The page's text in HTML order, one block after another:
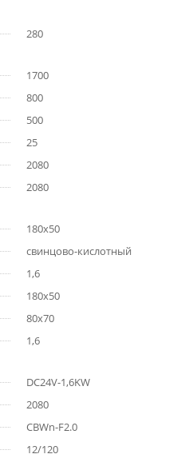
280
1700
800
500
25
2080
2080
180х50
свинцово-кислотный
1,6
180х50
80х70
1,6
DC24V-1,6KW
2080
CBWn-F2.0
12/120